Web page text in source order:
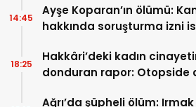
Ayşe Koparan’ın ölümü:
hakkında soruşturma izni
14:45
Hakkâri’deki kadın
donduran rapor: Otopside
18:25
Ağrı’da şüpheli ölüm: